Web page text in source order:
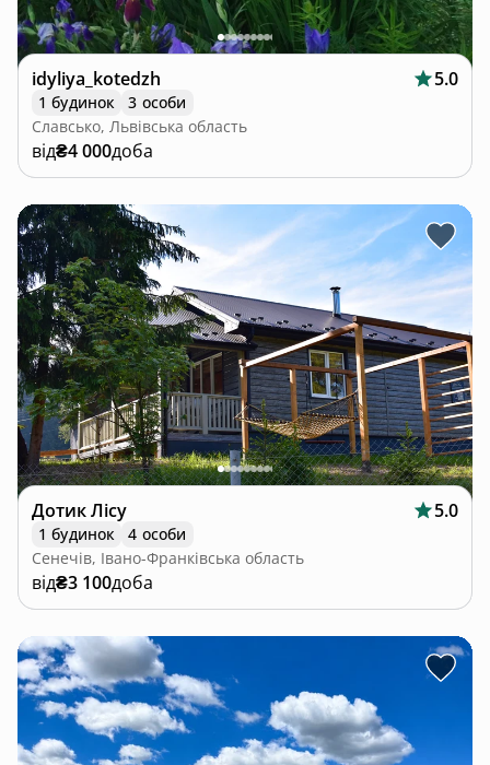
idyliya_kotedzh 5.0
1 будинок
3 особи
Славсько, Львівська область
від₴4 000доба
Дотик Лісу 5.0
1 будинок
4 особи
Сенечів, Івано-Франківська область
від₴3 100доба